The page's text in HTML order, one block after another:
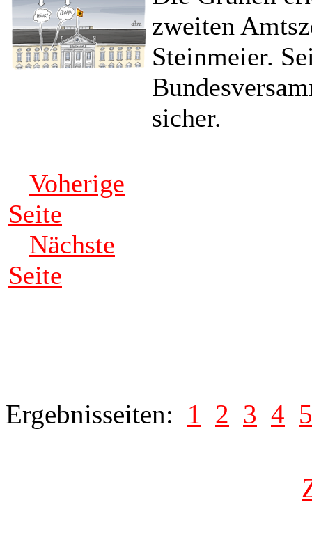
zweiten
Steinmeier.
sicher.
Voherige
Seite
Nächste
Seite
Ergebnisseiten: 1 2 3 4 5